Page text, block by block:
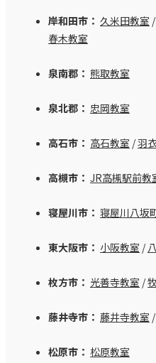
岸和田市： 久米田教室 /
春木教室
泉南郡： 熊取教室
泉北郡： 忠岡教室
高石市： 高石教室 /羽
高槻市： JR高槻駅前教
寝屋川市： 寝屋川八坂
東大阪市： 小阪教室 /
枚方市： 光善寺教室 /
藤井寺市： 藤井寺教室 /
松原市： 松原教室